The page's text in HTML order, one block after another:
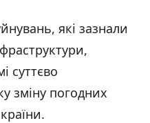
які зазнали
суттєво
зміну погодних